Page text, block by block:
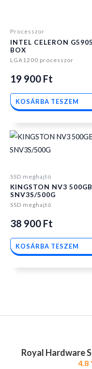
Processzor
INTEL CELERON G5905
BOX
LGA1200 processzor
19 900 Ft
KOSÁRBA TESZEM
SSD meghajtó
KINGSTON NV3 500GB
SNV3S/500G
SSD meghajtó
38 900 Ft
KOSÁRBA TESZEM
Royal Hardware
4.8